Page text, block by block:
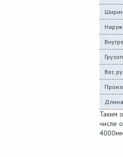
Вес
Таким
числе